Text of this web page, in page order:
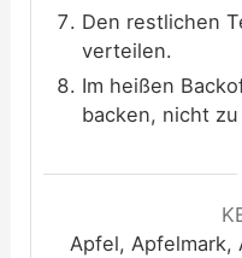
Den restlichen
verteilen.
Im heißen
backen, nicht
Apfel, Apfelmark,